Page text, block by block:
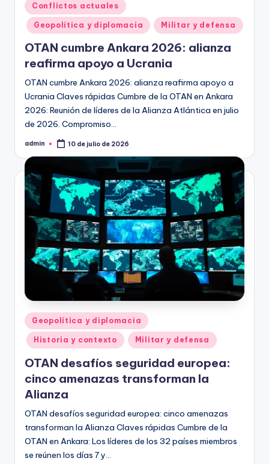
Publicado
en
Conflictos actuales
Geopolítica y diplomacia Militar y defensa
OTAN cumbre Ankara 2026: alianza
reafirma apoyo a Ucrania
OTAN cumbre Ankara 2026: alianza reafirma apoyo a
Ucrania Claves rápidas Cumbre de la OTAN en Ankara
2026: Reunión de líderes de la Alianza Atlántica en julio
de 2026. Compromiso…
Publicado
admin 10 de julio de 2026
Publicado
en
Geopolítica y diplomacia
Historia y contexto Militar y defensa
OTAN desafíos seguridad europea:
cinco amenazas transforman la
Alianza
OTAN desafíos seguridad europea: cinco amenazas
transforman la Alianza Claves rápidas Cumbre de la
OTAN en Ankara: Los líderes de los 32 países miembros
se reúnen los días 7 y…